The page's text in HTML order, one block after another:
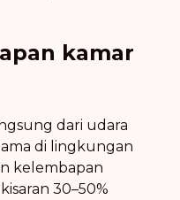
kamar
dari udara
di lingkungan
kelembapan
30–50%